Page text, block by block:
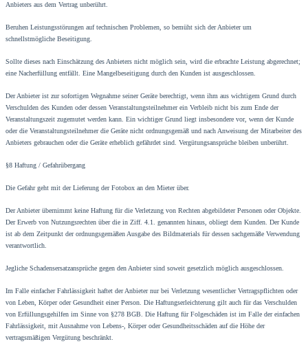
Anbieters aus dem Vertrag unberührt.
Beruhen Leistungsstörungen auf technischen Problemen, so bemüht sich der Anbieter um
schnellstmögliche Beseitigung.
Sollte dieses nach Einschätzung des Anbieters nicht möglich sein, wird die erbrachte Leistung abgerechnet;
eine Nacherfüllung entfällt. Eine Mangelbeseitigung durch den Kunden ist ausgeschlossen.
Der Anbieter ist zur sofortigen Wegnahme seiner Geräte berechtigt, wenn ihm aus wichtigem Grund durch
Verschulden des Kunden oder dessen Veranstaltungsteilnehmer ein Verbleib nicht bis zum Ende der
Veranstaltungszeit zugemutet werden kann. Ein wichtiger Grund liegt insbesondere vor, wenn der Kunde
oder die Veranstaltungsteilnehmer die Geräte nicht ordnungsgemäß und nach Anweisung der Mitarbeiter des
Anbieters gebrauchen oder die Geräte erheblich gefährdet sind. Vergütungsansprüche bleiben unberührt.
§8 Haftung / Gefahrübergang
Die Gefahr geht mit der Lieferung der Fotobox an den Mieter über.
Der Anbieter übernimmt keine Haftung für die Verletzung von Rechten abgebildeter Personen oder Objekte.
Der Erwerb von Nutzungsrechten über die in Ziff. 4.1. genannten hinaus, obliegt dem Kunden. Der Kunde
ist ab dem Zeitpunkt der ordnungsgemäßen Ausgabe des Bildmaterials für dessen sachgemäße Verwendung
verantwortlich.
Jegliche Schadensersatzansprüche gegen den Anbieter sind soweit gesetzlich möglich ausgeschlossen.
Im Falle einfacher Fahrlässigkeit haftet der Anbieter nur bei Verletzung wesentlicher Vertragspflichten oder
von Leben, Körper oder Gesundheit einer Person. Die Haftungserleichterung gilt auch für das Verschulden
von Erfüllungsgehilfen im Sinne von §278 BGB. Die Haftung für Folgeschäden ist im Falle der einfachen
Fahrlässigkeit, mit Ausnahme von Lebens-, Körper oder Gesundheitsschäden auf die Höhe der
vertragsmäßigen Vergütung beschränkt.